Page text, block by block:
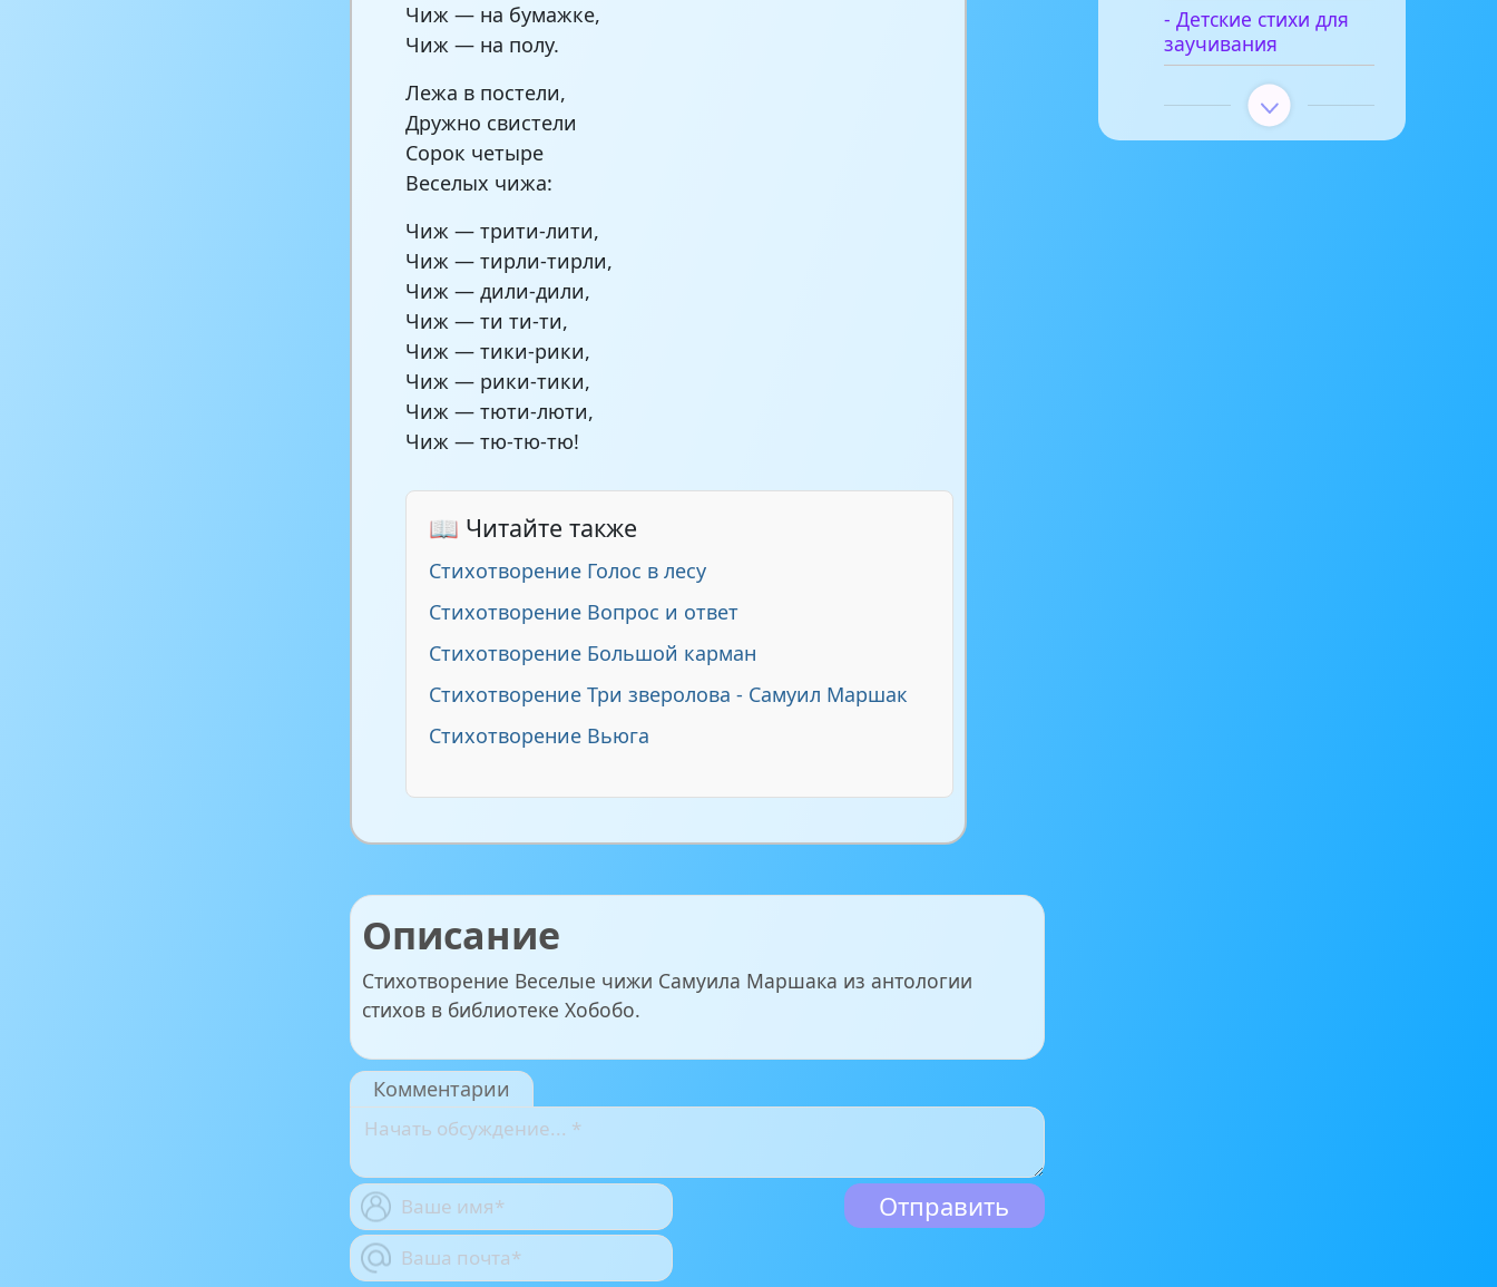
Чиж — на бумажке,
Чиж — на полу.
Лежа в постели,
Дружно свистели
Сорок четыре
Веселых чижа:
Чиж — трити-лити,
Чиж — тирли-тирли,
Чиж — дили-дили,
Чиж — ти ти-ти,
Чиж — тики-рики,
Чиж — рики-тики,
Чиж — тюти-люти,
Чиж — тю-тю-тю!
📖 Читайте также
Стихотворение Голос в лесу
Стихотворение Вопрос и ответ
Стихотворение Большой карман
Стихотворение Три зверолова - Самуил Маршак
Стихотворение Вьюга
Описание
Стихотворение Веселые чижи Самуила Маршака из антологии
стихов в библиотеке Хобобо.
Комментарии
- Детские стихи для
заучивания